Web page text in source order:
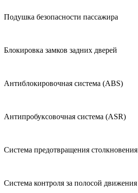
Подушка безопасности пассажира
Блокировка замков задних дверей
Антиблокировочная система (ABS)
Антипробуксовочная система (ASR)
Система предотвращения столкновения
Система контроля за полосой движения